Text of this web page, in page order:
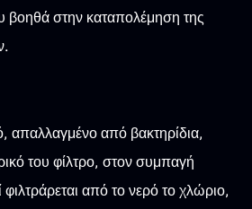
βοηθά στην καταπολέμηση της
απαλλαγμένο από βακτηρίδια,
του φίλτρο, στον συμπαγή
από το νερό το χλώριο,